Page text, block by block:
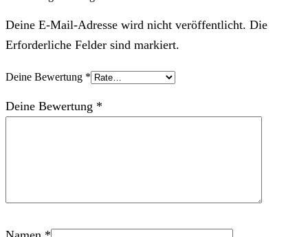
Deine E-Mail-Adresse wird nicht veröffentlicht. Die
Erforderliche Felder sind markiert.
Deine Bewertung *
Deine Bewertung *